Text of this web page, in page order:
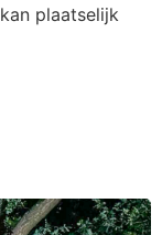
plaatselijk